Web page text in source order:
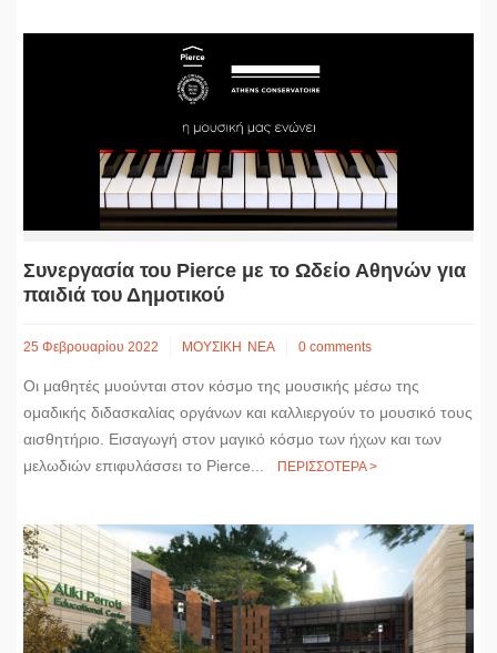
Συνεργασία του Pierce με το Ωδείο Αθηνών για
παιδιά του Δημοτικού
25 Φεβρουαρίου 2022 ΜΟΥΣΙΚΗ ΝΕΑ 0 comments
Οι μαθητές μυούνται στον κόσμο της μουσικής μέσω της
ομαδικής διδασκαλίας οργάνων και καλλιεργούν το μουσικό τους
αισθητήριο. Εισαγωγή στον μαγικό κόσμο των ήχων και των
μελωδιών επιφυλάσσει το Pierce...
ΠΕΡΙΣΣΟΤΕΡΑ >